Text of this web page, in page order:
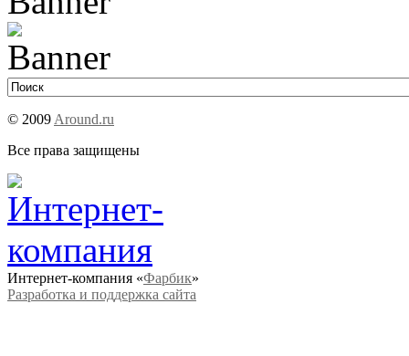
© 2009 Around.ru
Все права защищены
Интернет-компания «Фарбик»
Разработка и поддержка сайта